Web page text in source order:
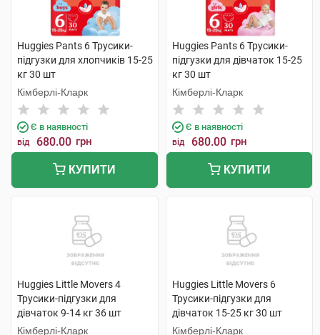
Huggies Pants 6 Трусики-
підгузки для хлопчиків 15-25
кг 30 шт
Кімберлі-Кларк
Є в наявності
від 680.00 грн
КУПИТИ
Huggies Pants 6 Трусики-
підгузки для дівчаток 15-25
кг 30 шт
Кімберлі-Кларк
Є в наявності
від 680.00 грн
КУПИТИ
Huggies Little Movers 4
Трусики-підгузки для
дівчаток 9-14 кг 36 шт
Кімберлі-Кларк
Huggies Little Movers 6
Трусики-підгузки для
дівчаток 15-25 кг 30 шт
Кімберлі-Кларк